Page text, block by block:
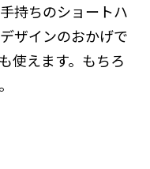
持ちのショートハ
ザインのおかげで
使えます。もちろ